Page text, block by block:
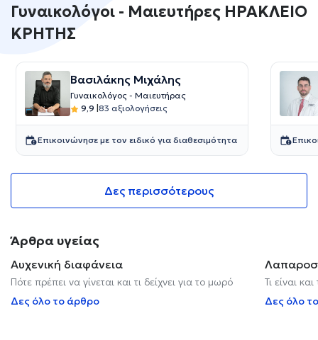
Γυναικολόγοι - Μαιευτήρες ΗΡΑΚΛΕΙΟ
ΚΡΗΤΗΣ
Βασιλάκης Μιχάλης
Γυναικολόγος - Μαιευτήρας
9,9 |83 αξιολογήσεις
Επικοινώνησε με τον ειδικό για διαθεσιμότητα
Δες περισσότερους
Άρθρα υγείας
Αυχενική διαφάνεια
Πότε πρέπει να γίνεται και τι δείχνει για το μωρό
Δες όλο το άρθρο
Τι είναι
Δες όλο